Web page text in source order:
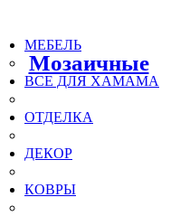
Мозаичные
МЕБЕЛЬ
ВСЕ ДЛЯ ХАМАМА
ОТДЕЛКА
ДЕКОР
КОВРЫ